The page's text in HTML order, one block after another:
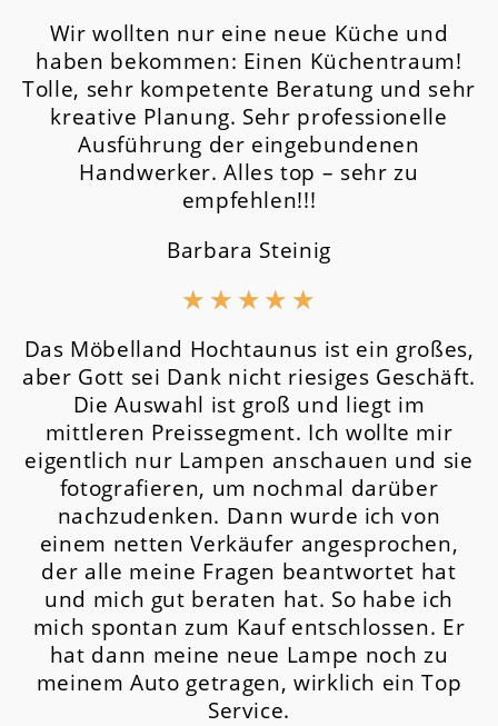
Wir wollten nur eine neue Küche und
haben bekommen: Einen Küchentraum!
Tolle, sehr kompetente Beratung und sehr
kreative Planung. Sehr professionelle
Ausführung der eingebundenen
Handwerker. Alles top – sehr zu
empfehlen!!!
Barbara Steinig
★ ★ ★ ★ ★
Das Möbelland Hochtaunus ist ein großes,
aber Gott sei Dank nicht riesiges Geschäft.
Die Auswahl ist groß und liegt im
mittleren Preissegment. Ich wollte mir
eigentlich nur Lampen anschauen und sie
fotografieren, um nochmal darüber
nachzudenken. Dann wurde ich von
einem netten Verkäufer angesprochen,
der alle meine Fragen beantwortet hat
und mich gut beraten hat. So habe ich
mich spontan zum Kauf entschlossen. Er
hat dann meine neue Lampe noch zu
meinem Auto getragen, wirklich ein Top
Service.